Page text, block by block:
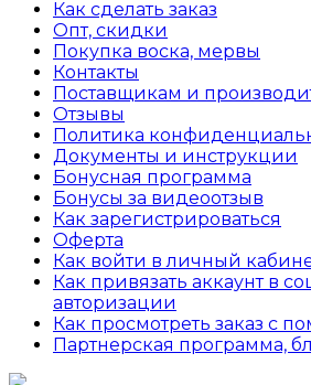
Как сделать заказ
Опт, скидки
Покупка воска, мервы
Контакты
Поставщикам и
Отзывы
Политика
Документы и инструкции
Бонусная программа
Бонусы за видеоотзыв
Как зарегистрироваться
Оферта
Как войти в личный
Как привязать аккаунт в
авторизации
Как просмотреть заказ с
Партнерская программа,